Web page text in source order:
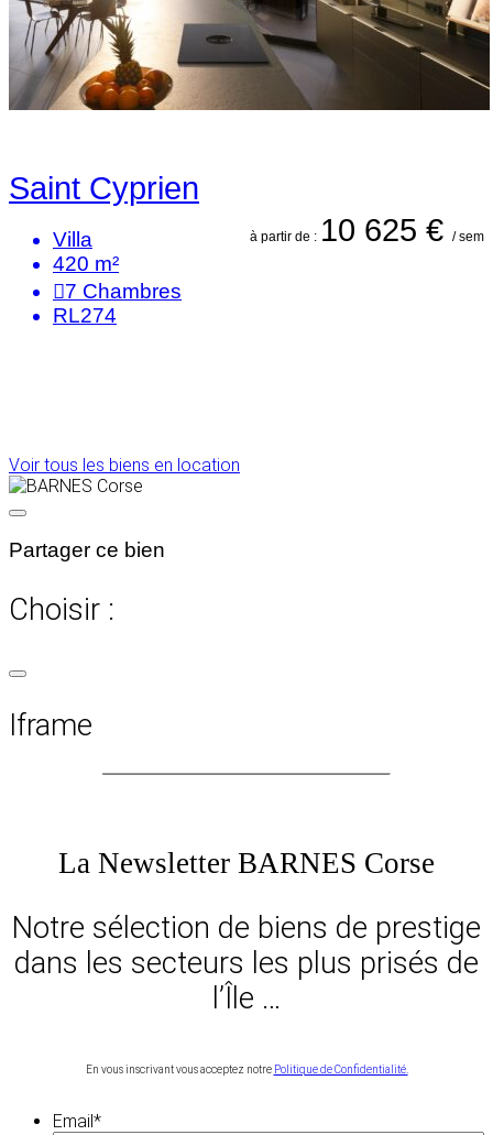
Saint Cyprien
à partir de : 10 625 € / sem
Villa
420 m²
7 Chambres
RL274
Voir tous les biens en location
Partager ce bien
Choisir :
Iframe
La Newsletter BARNES Corse
Notre sélection de biens de prestige
dans les secteurs les plus prisés de
l’Île …
En vous inscrivant vous acceptez notre Politique de Confidentialité.
Email*